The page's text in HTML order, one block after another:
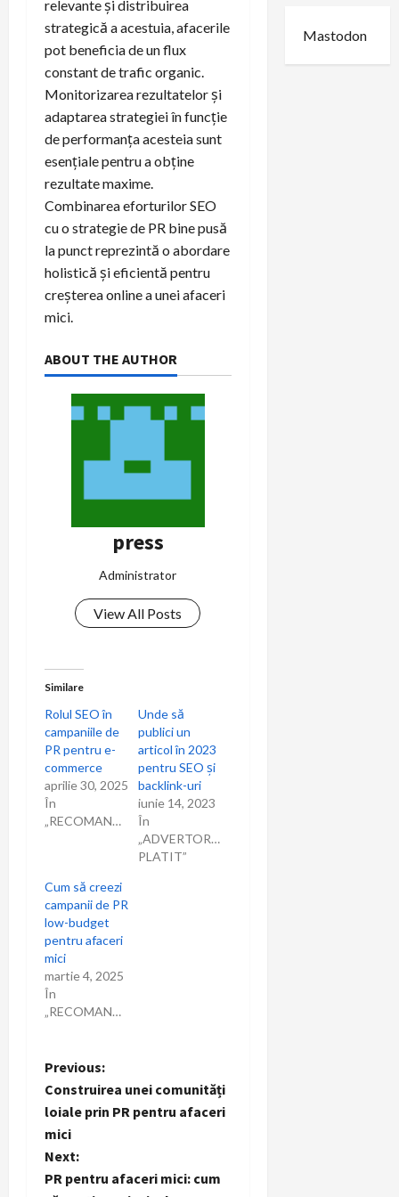
relevante și distribuirea
strategică a acestuia, afacerile
pot beneficia de un flux
constant de trafic organic.
Monitorizarea rezultatelor și
adaptarea strategiei în funcție
de performanța acesteia sunt
esențiale pentru a obține
rezultate maxime.
Combinarea eforturilor SEO
cu o strategie de PR bine pusă
la punct reprezintă o abordare
holistică și eficientă pentru
creșterea online a unei afaceri
mici.
ABOUT THE AUTHOR
press
Administrator
View All Posts
Similare
Rolul SEO în
campaniile de
PR pentru e-
commerce
aprilie 30, 2025
În
„RECOMANDARI”
Unde să
publici un
articol în 2023
pentru SEO și
backlink-uri
iunie 14, 2023
În
„ADVERTORIAL
PLATIT”
Cum să creezi
campanii de PR
low-budget
pentru afaceri
mici
martie 4, 2025
În
„RECOMANDARI”
P
o
s
t
Previous:
Construirea unei comunități
loiale prin PR pentru afaceri
mici
Next:
PR pentru afaceri mici: cum
Mastodon